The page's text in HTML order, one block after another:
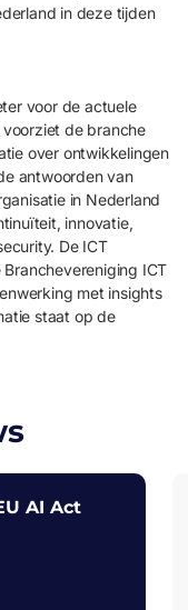
in deze tijden
voor de actuele
de branche
over ontwikkelingen
antwoorden van
in Nederland
innovatie,
De ICT
ICT
met insights
staat op de
AI Act